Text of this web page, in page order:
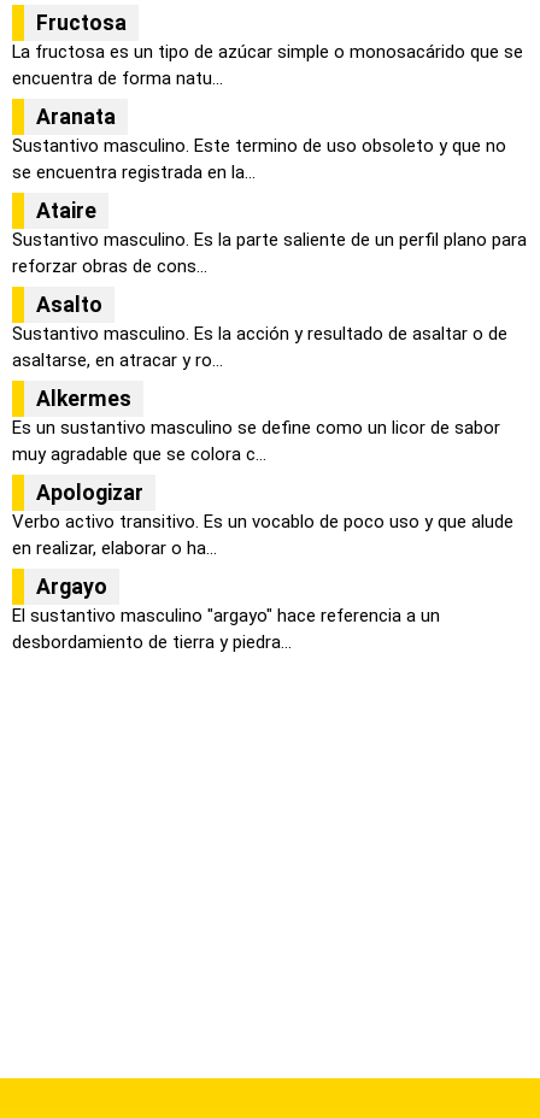
Fructosa
La fructosa es un tipo de azúcar simple o monosacárido que se
encuentra de forma natu...
Aranata
Sustantivo masculino. Este termino de uso obsoleto y que no
se encuentra registrada en la...
Ataire
Sustantivo masculino. Es la parte saliente de un perfil plano para
reforzar obras de cons...
Asalto
Sustantivo masculino. Es la acción y resultado de asaltar o de
asaltarse, en atracar y ro...
Alkermes
Es un sustantivo masculino se define como un licor de sabor
muy agradable que se colora c...
Apologizar
Verbo activo transitivo. Es un vocablo de poco uso y que alude
en realizar, elaborar o ha...
Argayo
El sustantivo masculino "argayo" hace referencia a un
desbordamiento de tierra y piedra...